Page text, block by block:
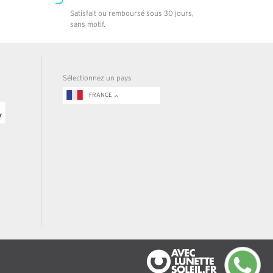
Satisfait ou remboursé sous 30 jours,
sans motif.
Sélectionnez un pays
FRANCE